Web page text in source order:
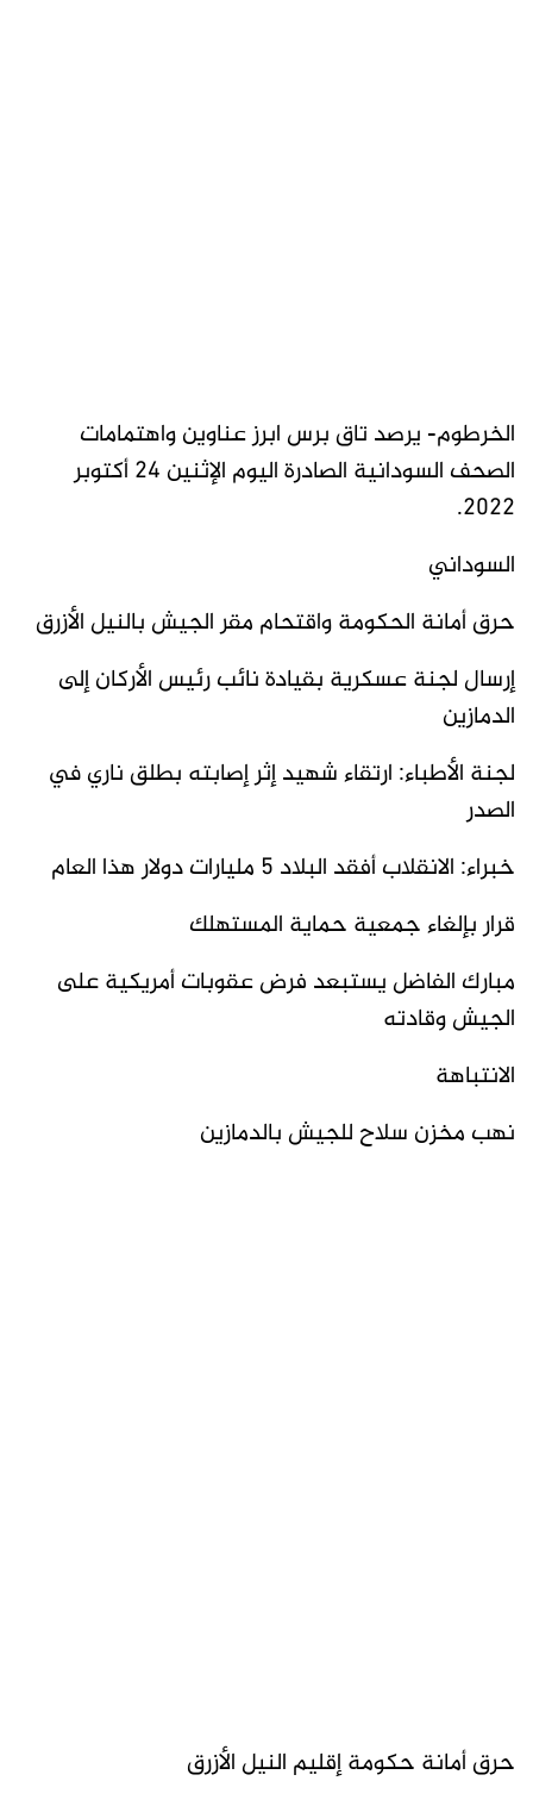
الخرطوم- يرصد تاق برس ابرز عناوين واهتمامات
الصحف السودانية الصادرة اليوم الإثنين 24 أكتوبر
2022.
السوداني
حرق أمانة الحكومة واقتحام مقر الجيش بالنيل الأزرق
إرسال لجنة عسكرية بقيادة نائب رئيس الأركان إلى
الدمازين
لجنة الأطباء: ارتقاء شهيد إثر إصابته بطلق ناري في
الصدر
خبراء: الانقلاب أفقد البلاد 5 مليارات دولار هذا العام
قرار بإلغاء جمعية حماية المستهلك
مبارك الفاضل يستبعد فرض عقوبات أمريكية على
الجيش وقادته
الانتباهة
نهب مخزن سلاح للجيش بالدمازين
حرق أمانة حكومة إقليم النيل الأزرق